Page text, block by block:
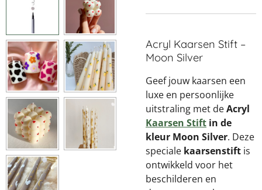
Acryl Kaarsen Stift –
Moon Silver
Geef jouw kaarsen een
luxe en persoonlijke
uitstraling met deAcryl
Kaarsen Stift in de
kleur Moon Silver. Deze
speciale kaarsenstift is
ontwikkeld voor het
beschilderen en